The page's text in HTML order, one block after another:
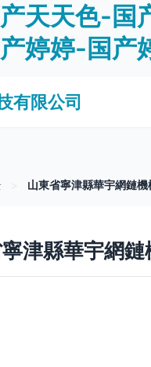
天天色-
婷婷-国产
有限公司
山東省寧津縣華宇網鏈
津縣華宇網